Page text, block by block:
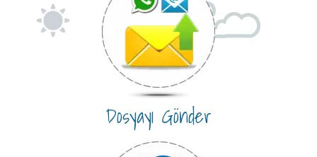
Dosyayı Gönder